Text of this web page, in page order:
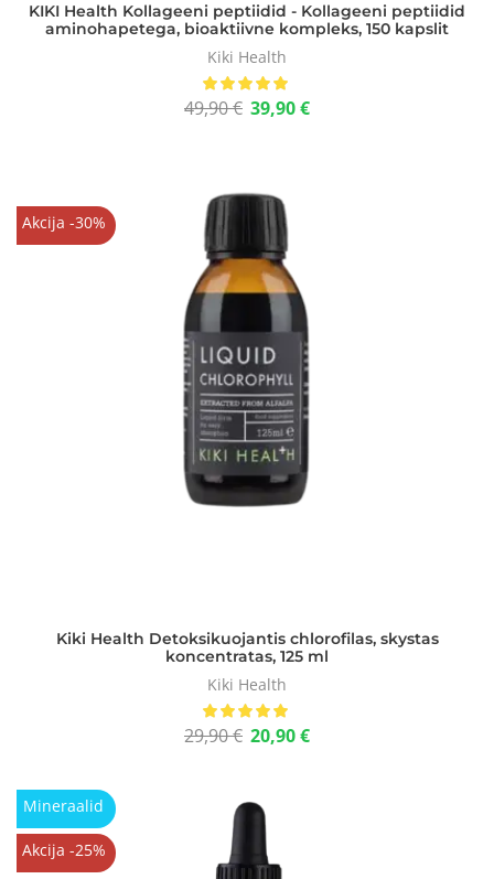
KIKI Health Kollageeni peptiidid - Kollageeni peptiidid
aminohapetega, bioaktiivne kompleks, 150 kapslit
Kiki Health
49,90€ 39,90€
Akcija -30%
Kiki Health Detoksikuojantis chlorofilas, skystas
koncentratas, 125 ml
Kiki Health
29,90€ 20,90€
Mineraalid
Akcija -25%